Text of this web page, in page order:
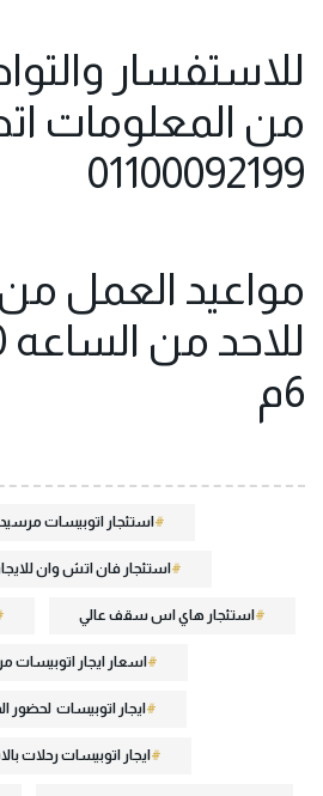
للاستفسار
من المعلومات
01100092199
مواعيد العمل
للاح
6م
استئجار اتوبيسات
استئجار فان اتش وان
استئجار هاي اس سقف عالي
اسعار ايجار
ايجار اتوبيسات لحضور
ايجار اتوبيسات رحلات